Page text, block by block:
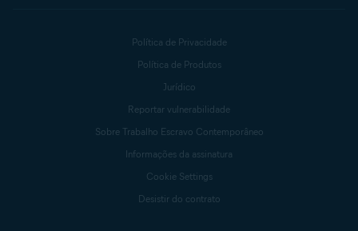
Política de Privacidade
Política de Produtos
Jurídico
Reportar vulnerabilidade
Sobre Trabalho Escravo Contemporâneo
Informações da assinatura
Cookie Settings
Desistir do contrato